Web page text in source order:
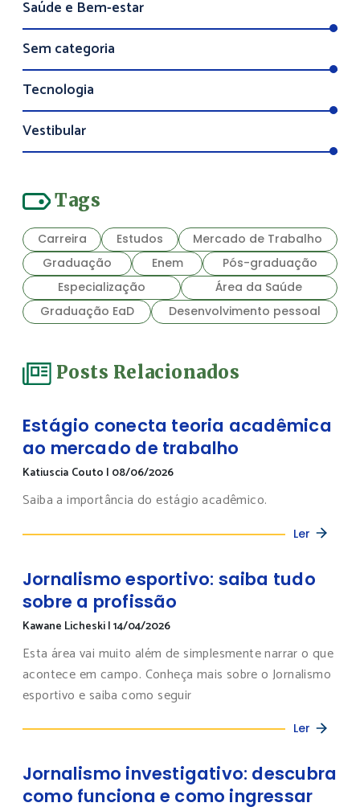
Saúde e Bem-estar
Sem categoria
Tecnologia
Vestibular
Tags
Carreira Estudos
Mercado de Trabalho
Graduação
Enem
Pós-graduação
Especialização
Área da Saúde
Graduação EaD
Desenvolvimento pessoal
Posts Relacionados
Estágio conecta teoria acadêmica
ao mercado de trabalho
Katiuscia Couto | 08/06/2026
Saiba a importância do estágio acadêmico.
Ler
Jornalismo esportivo: saiba tudo
sobre a profissão
Kawane Licheski|14/04/2026
Esta área vai muito além de simplesmente narrar o que
acontece em campo. Conheça mais sobre o Jornalismo
esportivo e saiba como seguir
Ler
Jornalismo investigativo: descubra
como funciona e como ingressar